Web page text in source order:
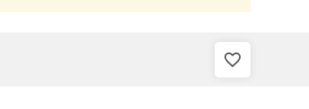
favorite_border